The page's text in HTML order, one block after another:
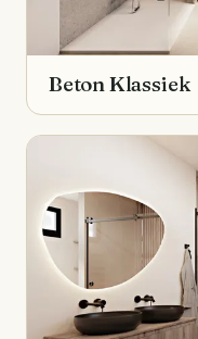
Beton Klassiek